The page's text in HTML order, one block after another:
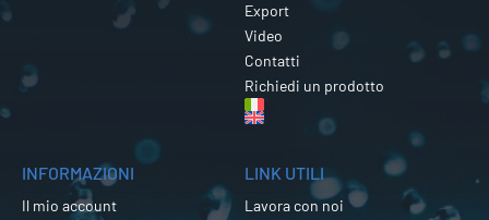
Export
Video
Contatti
Richiedi un prodotto
INFORMAZIONI
Il mio account
LINK UTILI
Lavora con noi